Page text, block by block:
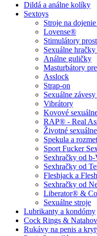
Dildá a análne kolíky
Sextoys
Stroje na
Lovense®
Stimulátory
Sexuálne
Análne guličky
Masturbátory
Asslock
Strap-on
Sexuálne
Vibrátory
Kovové
RAP® - Real
Životné
Spekula a
Sport Fucker
Sexhračky od
Sexhračky od
Fleshjack a
Sexhračky od
Liberator® &
Sexuálne stroje
Lubrikanty a kondómy
Cock Rings &
Rukávy na penis a